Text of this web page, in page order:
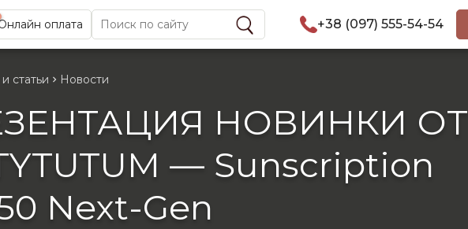
оплата Найти: +38 (097) 555-54-54
статьи Новости
НОВИНКИ ОТ
— Sunscription
Next-Gen